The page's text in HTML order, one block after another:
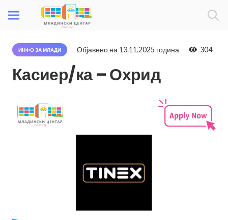
ИНФО ЗА МЛАДИ Објавено на 13.11.2025 година 304
Касиер/ка – Охрид